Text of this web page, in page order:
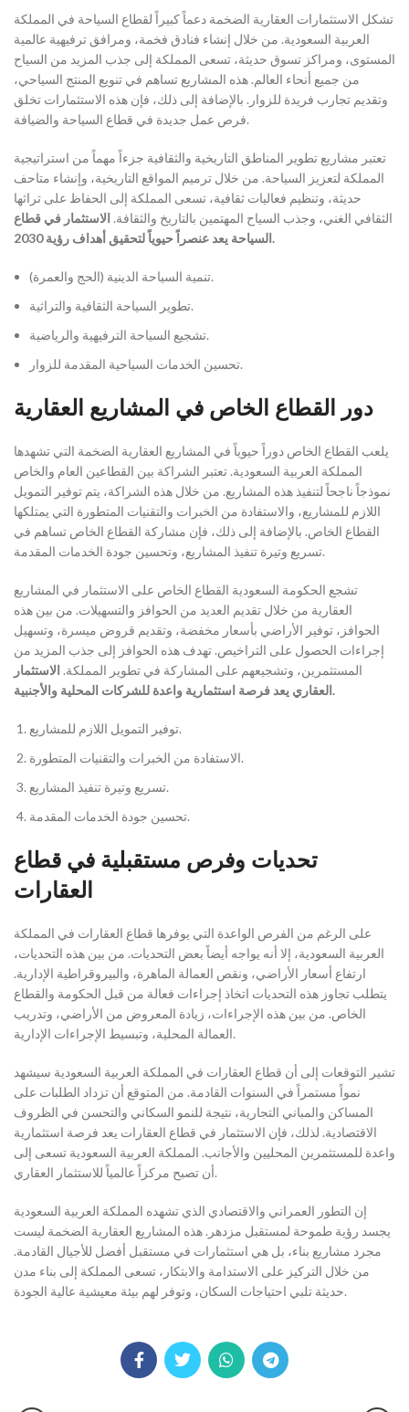
تشكل الاستثمارات العقارية الضخمة دعماً كبيراً لقطاع السياحة في المملكة
العربية السعودية. من خلال إنشاء فنادق فخمة، ومرافق ترفيهية عالمية
المستوى، ومراكز تسوق حديثة، تسعى المملكة إلى جذب المزيد من السياح
من جميع أنحاء العالم. هذه المشاريع تساهم في تنويع المنتج السياحي،
وتقديم تجارب فريدة للزوار. بالإضافة إلى ذلك، فإن هذه الاستثمارات تخلق
فرص عمل جديدة في قطاع السياحة والضيافة.
تعتبر مشاريع تطوير المناطق التاريخية والثقافية جزءاً مهماً من استراتيجية
المملكة لتعزيز السياحة. من خلال ترميم المواقع التاريخية، وإنشاء متاحف
حديثة، وتنظيم فعاليات ثقافية، تسعى المملكة إلى الحفاظ على تراثها
الثقافي الغني، وجذب السياح المهتمين بالتاريخ والثقافة. الاستثمار في قطاع
السياحة يعد عنصراً حيوياً لتحقيق أهداف رؤية 2030.
تنمية السياحة الدينية (الحج والعمرة).
تطوير السياحة الثقافية والتراثية.
تشجيع السياحة الترفيهية والرياضية.
تحسين الخدمات السياحية المقدمة للزوار.
دور القطاع الخاص في المشاريع العقارية
يلعب القطاع الخاص دوراً حيوياً في المشاريع العقارية الضخمة التي تشهدها
المملكة العربية السعودية. تعتبر الشراكة بين القطاعين العام والخاص
نموذجاً ناجحاً لتنفيذ هذه المشاريع. من خلال هذه الشراكة، يتم توفير التمويل
اللازم للمشاريع، والاستفادة من الخبرات والتقنيات المتطورة التي يمتلكها
القطاع الخاص. بالإضافة إلى ذلك، فإن مشاركة القطاع الخاص تساهم في
تسريع وتيرة تنفيذ المشاريع، وتحسين جودة الخدمات المقدمة.
تشجع الحكومة السعودية القطاع الخاص على الاستثمار في المشاريع
العقارية من خلال تقديم العديد من الحوافز والتسهيلات. من بين هذه
الحوافز، توفير الأراضي بأسعار مخفضة، وتقديم قروض ميسرة، وتسهيل
إجراءات الحصول على التراخيص. تهدف هذه الحوافز إلى جذب المزيد من
المستثمرين، وتشجيعهم على المشاركة في تطوير المملكة. الاستثمار
العقاري يعد فرصة استثمارية واعدة للشركات المحلية والأجنبية.
توفير التمويل اللازم للمشاريع.
الاستفادة من الخبرات والتقنيات المتطورة.
تسريع وتيرة تنفيذ المشاريع.
تحسين جودة الخدمات المقدمة.
تحديات وفرص مستقبلية في قطاع
العقارات
على الرغم من الفرص الواعدة التي يوفرها قطاع العقارات في المملكة
العربية السعودية، إلا أنه يواجه أيضاً بعض التحديات. من بين هذه التحديات،
ارتفاع أسعار الأراضي، ونقص العمالة الماهرة، والبيروقراطية الإدارية.
يتطلب تجاوز هذه التحديات اتخاذ إجراءات فعالة من قبل الحكومة والقطاع
الخاص. من بين هذه الإجراءات، زيادة المعروض من الأراضي، وتدريب
العمالة المحلية، وتبسيط الإجراءات الإدارية.
تشير التوقعات إلى أن قطاع العقارات في المملكة العربية السعودية سيشهد
نمواً مستمراً في السنوات القادمة. من المتوقع أن تزداد الطلبات على
المساكن والمباني التجارية، نتيجة للنمو السكاني والتحسن في الظروف
الاقتصادية. لذلك، فإن الاستثمار في قطاع العقارات يعد فرصة استثمارية
واعدة للمستثمرين المحليين والأجانب. المملكة العربية السعودية تسعى إلى
أن تصبح مركزاً عالمياً للاستثمار العقاري.
إن التطور العمراني والاقتصادي الذي تشهده المملكة العربية السعودية
يجسد رؤية طموحة لمستقبل مزدهر. هذه المشاريع العقارية الضخمة ليست
مجرد مشاريع بناء، بل هي استثمارات في مستقبل أفضل للأجيال القادمة.
من خلال التركيز على الاستدامة والابتكار، تسعى المملكة إلى بناء مدن
حديثة تلبي احتياجات السكان، وتوفر لهم بيئة معيشية عالية الجودة.